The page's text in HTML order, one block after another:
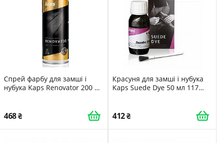
Спрей фарбу для замші і
нубука Kaps Renovator 200 мл
468
Красуня для замші і нубука
Kaps Suede Dye 50 мл 117
412